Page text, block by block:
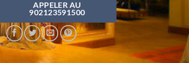
APPELER AU
902123591500